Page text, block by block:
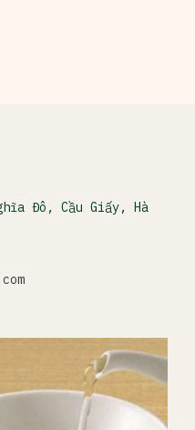
Đô, Cầu Giấy, Hà